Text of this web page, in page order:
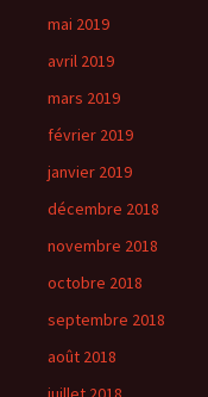
mai 2019
avril 2019
mars 2019
février 2019
janvier 2019
décembre 2018
novembre 2018
octobre 2018
septembre 2018
août 2018